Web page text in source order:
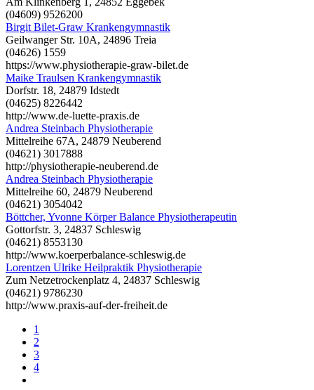
(04609) 9526200
Birgit Bilet-Graw Krankengymnastik
Geilwanger Str. 10A, 24896 Treia
(04626) 1559
https://www.physiotherapie-graw-bilet.de
Maike Traulsen Krankengymnastik
Dorfstr. 18, 24879 Idstedt
(04625) 8226442
http://www.de-luette-praxis.de
Andrea Steinbach Physiotherapie
Mittelreihe 67A, 24879 Neuberend
(04621) 3017888
http://physiotherapie-neuberend.de
Andrea Steinbach Physiotherapie
Mittelreihe 60, 24879 Neuberend
(04621) 3054042
Böttcher, Yvonne Körper Balance Physiotherapeutin
Gottorfstr. 3, 24837 Schleswig
(04621) 8553130
http://www.koerperbalance-schleswig.de
Lorentzen Ulrike Heilpraktik Physiotherapie
Zum Netzetrockenplatz 4, 24837 Schleswig
(04621) 9786230
http://www.praxis-auf-der-freiheit.de
1
2
3
4